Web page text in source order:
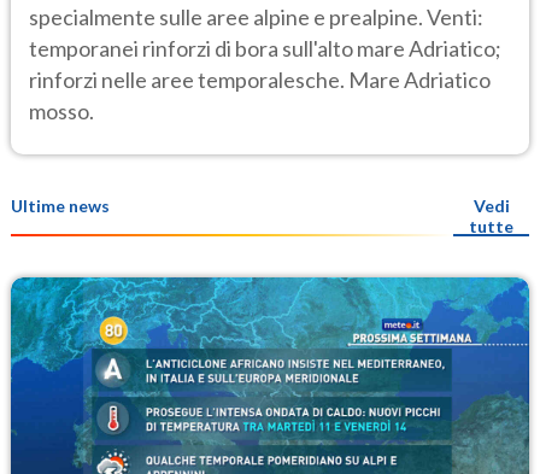
specialmente sulle aree alpine e prealpine. Venti:
temporanei rinforzi di bora sull'alto mare Adriatico;
rinforzi nelle aree temporalesche. Mare Adriatico
mosso.
Ultime news
Vedi
tutte